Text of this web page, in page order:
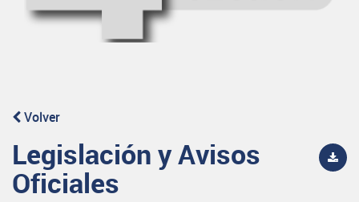
Volver
Legislación y Avisos
Oficiales